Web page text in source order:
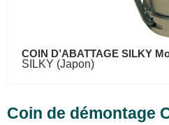
COIN D’ABATTAGE SILKY
SILKY (Japon)
Coin de démontage